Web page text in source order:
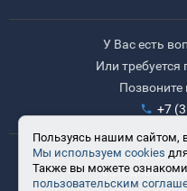
У Вас есть
Или
Позвоните
+7
Время
Выходные: сб,
Пользуясь нашим сайтом,
Мы используем cookies
Также вы можете
пользовательским